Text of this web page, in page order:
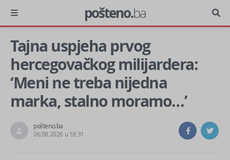
pošteno.ba
Tajna uspjeha prvog
hercegovačkog milijardera:
‘Meni ne treba nijedna
marka, stalno moramo…’
pošteno.ba
06.08.2026 u 18:31